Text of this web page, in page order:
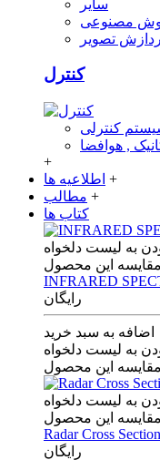
سایر
مصنوعی
تصویر
کنترل
کنترلی
, هوافضا
+
اطلاعیه ها +
مطالب +
کتاب ها
به لیست دلخواه
مقایسه این محصول
INFRARED
رایگان
اضافه به سبد خرید
به لیست دلخواه
مقایسه این محصول
به لیست دلخواه
مقایسه این محصول
Radar Cross
رایگان